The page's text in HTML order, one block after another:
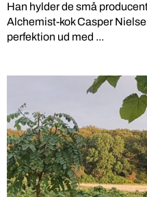
Han hylder de små
Alchemist-kok Casper
perfektion ud med ...